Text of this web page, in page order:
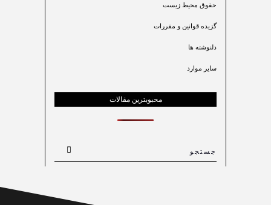
حقوق محیط زیست
گزیده قوانین و مقررات
دلنوشته ها
سایر موارد
محبوبترین مقالات